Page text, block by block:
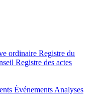
ordinaire Registre du
Registre des actes
Événements Analyses